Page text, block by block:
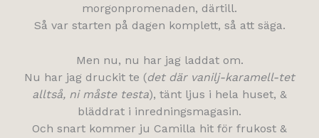
morgonpromenaden, därtill.
Så var starten på dagen komplett, så att säga.
Men nu, nu har jag laddat om.
Nu har jag druckit te (det där vanilj-karamell-tet
alltså, ni måste testa), tänt ljus i hela huset, &
bläddrat i inredningsmagasin.
Och snart kommer ju Camilla hit för frukost &